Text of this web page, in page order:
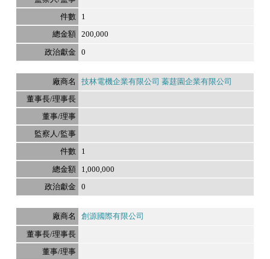
1
200,000
0
技林電機企業有限公司 蓁莛園企業有限公司
1
1,000,000
0
創源國際有限公司